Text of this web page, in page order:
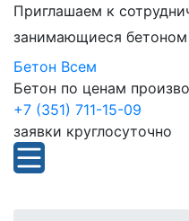
Приглашаем к
занимающиеся бетоном
Бетон Всем
Бетон по ценам
+7 (351) 711-15-09
заявки круглосуточно